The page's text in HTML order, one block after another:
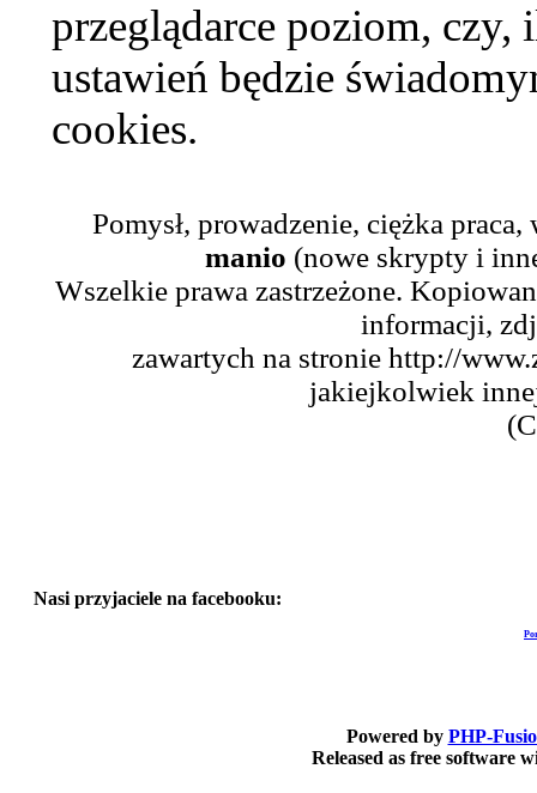
przeglądarce poziom,
ustawień będzie
cookies.
Pomysł, prowadzenie, ciężka
manio (nowe skrypty i
Wszelkie prawa zastrzeżone.
informacji,
zawartych na stronie http://
jakiejkolwiek
Nasi przyjaciele na facebooku:
Powered by PHP-
Released as free software